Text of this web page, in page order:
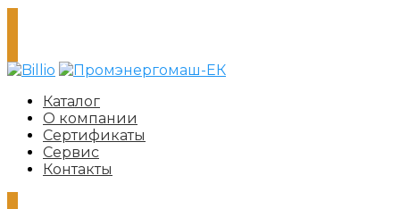
Каталог
О компании
Сертификаты
Сервис
Контакты